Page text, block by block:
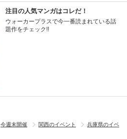
注目の人気マンガはコレだ！
ウォーカープラスで今一番読まれている話
題作をチェック!!
今週末開催 関西のイベント
兵庫県のイベ